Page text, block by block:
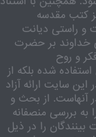
کتب مقدسه
و راستی دیانت
خداوند بر حضرت
و روح
شده بلکه از
سایت ارائه آزاد
از بحث و
بررسی منصفانه
را در ذیل